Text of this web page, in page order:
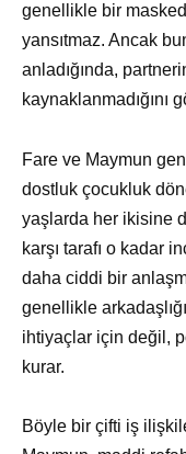
genellikle bir
yansıtmaz. Ancak
anladığında,
kaynaklanmadığını
Fare ve Maymun
dostluk çocukluk
yaşlarda her ikisine
karşı tarafı o kadar
daha ciddi bir
genellikle
ihtiyaçlar için değil,
kurar.
Böyle bir çifti iş